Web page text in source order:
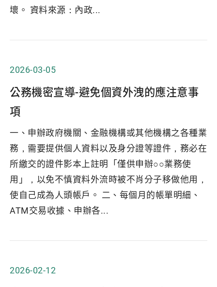
壞。 資料來源：內政...
2026-03-05
公務機密宣導-避免個資外洩的應注意事
項
一、申辦政府機關、金融機構或其他機構之各種業
務，需要提供個人資料以及身分證等證件，務必在
所繳交的證件影本上註明「僅供申辦○○業務使
用」，以免不慎資料外流時被不肖分子移做他用，
使自己成為人頭帳戶。 二、每個月的帳單明細、
ATM交易收據、申辦各...
2026-02-12